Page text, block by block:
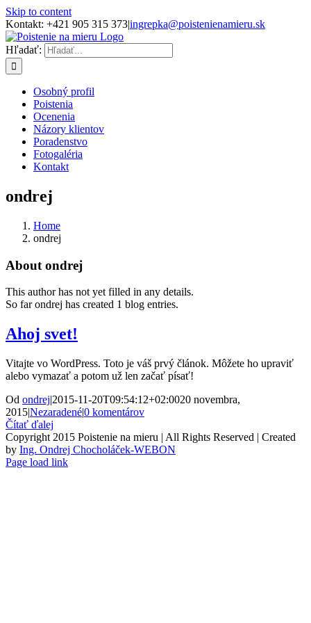
Skip to content
Kontakt: +421 905 315 373|ingrepka@poistenienamieru.sk
Hľadať:
Osobný profil
Poistenia
Ocenenia
Názory klientov
Poradenstvo
Fotogaléria
Kontakt
ondrej
Home
ondrej
About ondrej
This author has not yet filled in any details.
So far ondrej has created 1 blog entries.
Ahoj svet!
Vitajte vo WordPress. Toto je váš prvý článok. Môžete ho upraviť
alebo vymazať a potom už len začať písať!
Od ondrej|2015-11-20T09:54:12+02:0020 novembra,
2015|Nezaradené|0 komentárov
Čítať ďalej
Copyright 2015 Poistenie na mieru | All Rights Reserved | Created
by Ing. Ondrej Chocholáček-WEBON
Page load link